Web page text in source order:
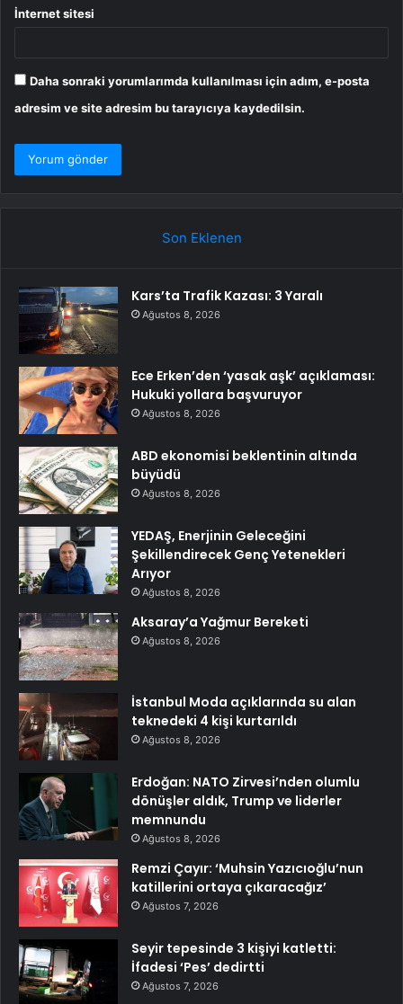
İnternet sitesi
Daha sonraki yorumlarımda kullanılması için adım, e-posta
adresim ve site adresim bu tarayıcıya kaydedilsin.
Son Eklenen
Kars’ta Trafik Kazası: 3 Yaralı
Ağustos 8, 2026
Ece Erken’den ‘yasak aşk’ açıklaması:
Hukuki yollara başvuruyor
Ağustos 8, 2026
ABD ekonomisi beklentinin altında
büyüdü
Ağustos 8, 2026
YEDAŞ, Enerjinin Geleceğini
Şekillendirecek Genç Yetenekleri
Arıyor
Ağustos 8, 2026
Aksaray’a Yağmur Bereketi
Ağustos 8, 2026
İstanbul Moda açıklarında su alan
teknedeki 4 kişi kurtarıldı
Ağustos 8, 2026
Erdoğan: NATO Zirvesi’nden olumlu
dönüşler aldık, Trump ve liderler
memnundu
Ağustos 8, 2026
Remzi Çayır: ‘Muhsin Yazıcıoğlu’nun
katillerini ortaya çıkaracağız’
Ağustos 7, 2026
Seyir tepesinde 3 kişiyi katletti:
İfadesi ‘Pes’ dedirtti
Ağustos 7, 2026